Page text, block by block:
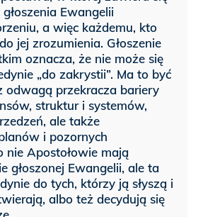
Ewangelii
a więc każdemu, kto
jej zrozumienia. Głoszenie
oznacza, że nie może się
„do zakrystii”. Ma to być
odwagą przekracza bariery
struktur i systemów,
ale także
i pozornych
nie Apostołowie mają
głoszonej Ewangelii, ale ta
do tych, którzy ją słyszą i
albo też decydują się